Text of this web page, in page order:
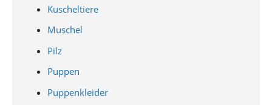
Kuscheltiere
Muschel
Pilz
Puppen
Puppenkleider